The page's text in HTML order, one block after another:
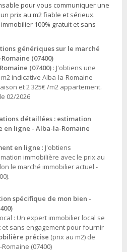
pour vous communiquer une
prix au m2 fiable et sérieux.
100% gratuit et sans
génériques sur le marché
(07400)
(07400) : J'obtiens une
indicative Alba-la-Romaine
et 2 325€ /m2 appartement.
02/2026
détaillées : estimation
ligne - Alba-la-Romaine
en ligne : J'obtiens
immobilière avec le prix au
le marché immobilier actuel -
spécifique de mon bien -
: Un expert immobilier local se
sans engagement pour fournir
précise (prix au m2) de
(07400)